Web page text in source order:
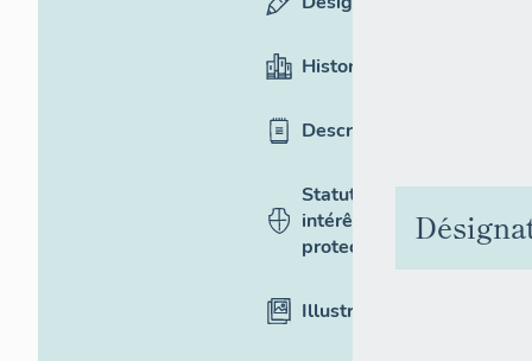
Historique
Description
Statut,
intérêt et
protection
Illustrations